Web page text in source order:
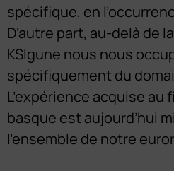
spécifique, en
D’autre part, au-delà de
KSIgune nous nous
spécifiquement du
L’expérience acquise au
basque est aujourd’hui
l’ensemble de notre